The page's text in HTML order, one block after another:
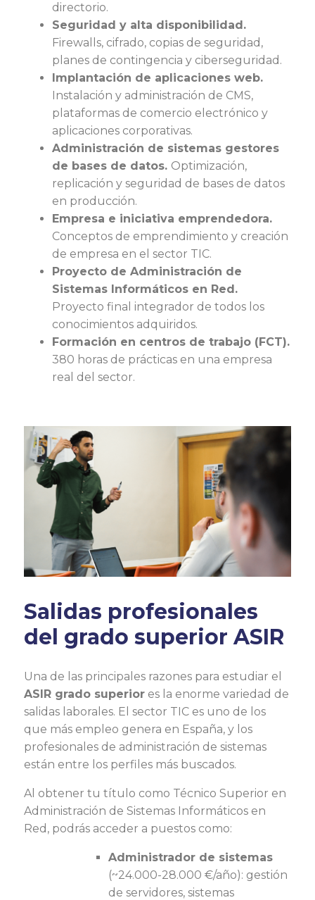
directorio.
Seguridad y alta disponibilidad.
Firewalls, cifrado, copias de seguridad,
planes de contingencia y ciberseguridad.
Implantación de aplicaciones web.
Instalación y administración de CMS,
plataformas de comercio electrónico y
aplicaciones corporativas.
Administración de sistemas gestores
de bases de datos. Optimización,
replicación y seguridad de bases de datos
en producción.
Empresa e iniciativa emprendedora.
Conceptos de emprendimiento y creación
de empresa en el sector TIC.
Proyecto de Administración de
Sistemas Informáticos en Red.
Proyecto final integrador de todos los
conocimientos adquiridos.
Formación en centros de trabajo (FCT).
380 horas de prácticas en una empresa
real del sector.
Salidas profesionales
del grado superior ASIR
Una de las principales razones para estudiar el
ASIR grado superior es la enorme variedad de
salidas laborales. El sector TIC es uno de los
que más empleo genera en España, y los
profesionales de administración de sistemas
están entre los perfiles más buscados.
Al obtener tu título como Técnico Superior en
Administración de Sistemas Informáticos en
Red, podrás acceder a puestos como:
Administrador de sistemas
(~24.000-28.000 €/año): gestión
de servidores, sistemas